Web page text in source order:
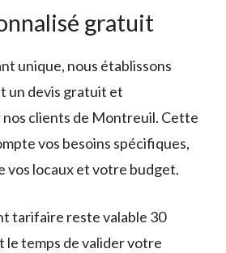
gratuit
unique, nous établissons
un devis gratuit et
clients de Montreuil. Cette
vos besoins spécifiques,
vos locaux et votre budget.
tarifaire reste valable 30
le temps de valider votre